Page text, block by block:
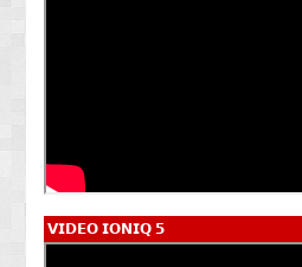
𝗩𝗜𝗗𝗘𝗢 𝗜𝗢𝗡𝗜𝗤 𝟱